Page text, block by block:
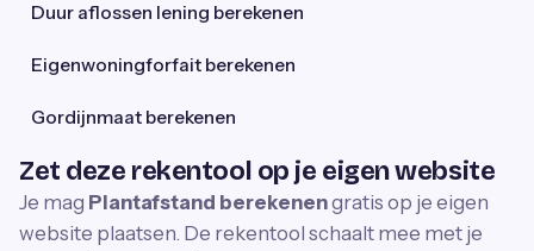
Duur aflossen lening berekenen
Eigenwoningforfait berekenen
Gordijnmaat berekenen
Zet deze rekentool op je eigen website
Je mag Plantafstand berekenengratis op je eigen
website plaatsen. De rekentool schaalt mee met je